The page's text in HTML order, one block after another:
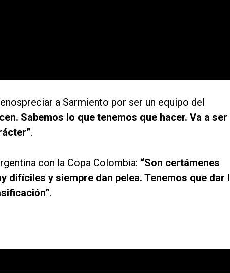
a Sarmiento por ser un equipo del
Sabemos lo que tenemos que hacer. Va a ser
.
con la Copa Colombia: “Son certámenes
difíciles y siempre dan pelea. Tenemos que dar
.